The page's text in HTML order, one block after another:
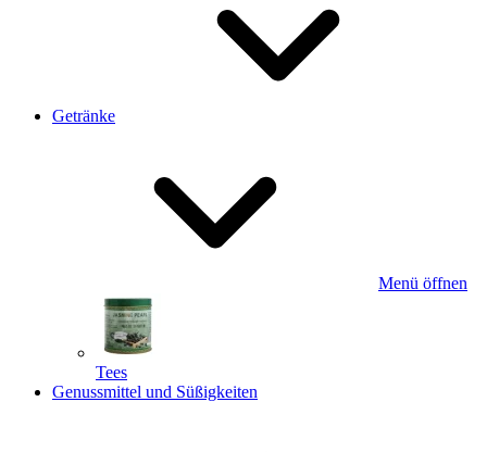
Getränke
Menü öffnen
Tees
Genussmittel und Süßigkeiten